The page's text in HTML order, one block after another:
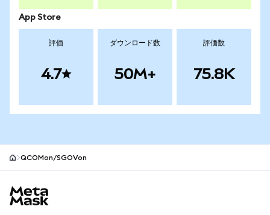
App Store
評価
4.7
ダウンロード数
50M+
評価数
75.8K
QCOMon/SGOVon